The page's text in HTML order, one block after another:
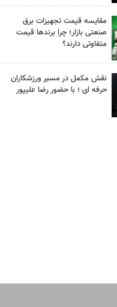
مقایسه قیمت تجهیزات برق
صنعتی بازار؛ چرا برندها قیمت
متفاوتی دارند؟
نقش مکمل در مسیر ورزشکاران
حرفه ای ؛ با حضور رضا علیپور